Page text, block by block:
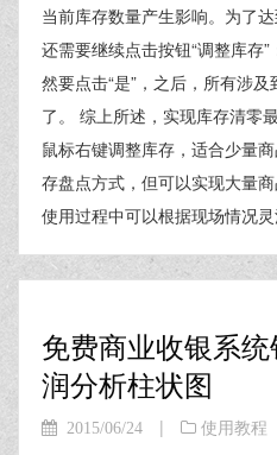
当前库存数量产生影响。为了
还需要继续点击按钮“调整库存
然要点击“是”，之后，所有涉
了。 综上所述，实现库存清零
鼠标右键调整库存，适合少量
存盘点方式，但可以实现大量
使用过程中可以根据现场情况
免费商业收银系
润分析柱状图
2015/06/24 | 使用教程